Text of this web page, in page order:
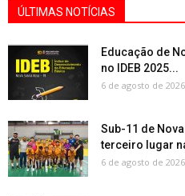
ÚLTIMAS NOTÍCIAS
Educação de
no IDEB 2025...
6 de agosto de 2026
Sub-11 de
terceiro lugar
6 de agosto de 2026